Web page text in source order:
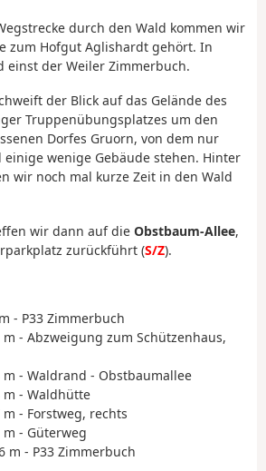
durch den Wald kommen wir
zum Hofgut Aglishardt gehört. In
einst der Weiler Zimmerbuch.
der Blick auf das Gelände des
Truppenübungsplatzes um den
Dorfes Gruorn, von dem nur
wenige Gebäude stehen. Hinter
wir noch mal kurze Zeit in den Wald
wir dann auf die Obstbaum-Allee,
zurückführt (S/Z).
- P33 Zimmerbuch
m - Abzweigung zum Schützenhaus,
m - Waldrand - Obstbaumallee
m - Waldhütte
- Forstweg, rechts
m - Güterweg
m - P33 Zimmerbuch